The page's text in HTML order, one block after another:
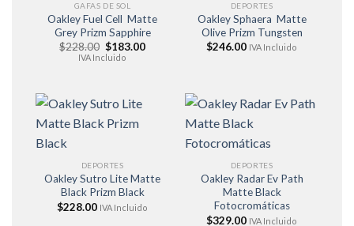
GAFAS DE SOL
Oakley Fuel Cell Matte
Grey Prizm Sapphire
$228.00 El
precio
$183.00El
IVA Incluido
DEPORTES
Oakley Sphaera Matte
Olive Prizm Tungsten
$246.00 IVA Incluido
DEPORTES
Oakley Sutro Lite Matte
Black Prizm Black
$228.00 IVA Incluido
DEPORTES
Oakley Radar Ev Path
Matte Black
Fotocromáticas
$329.00 IVA Incluido